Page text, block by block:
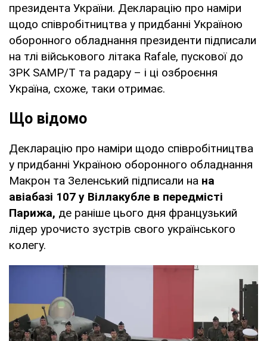
президента України. Декларацію про наміри
щодо співробітництва у придбанні Україною
оборонного обладнання президенти підписали
на тлі військового літака Rafale, пускової до
ЗРК SAMP/T та радару – і ці озброєння
Україна, схоже, таки отримає.
Що відомо
Декларацію про наміри щодо співробітництва
у придбанні Україною оборонного обладнання
Макрон та Зеленський підписали на на
авіабазі 107 у Віллакубле в передмісті
Парижа, де раніше цього дня французький
лідер урочисто зустрів свого українського
колегу.